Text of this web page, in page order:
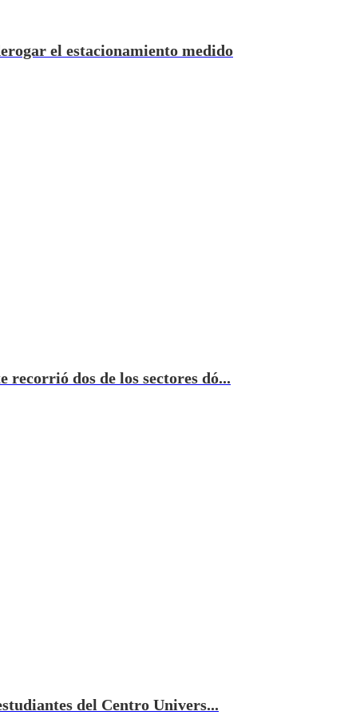
el estacionamiento medido
recorrió dos de los sectores dó...
del Centro Univers...